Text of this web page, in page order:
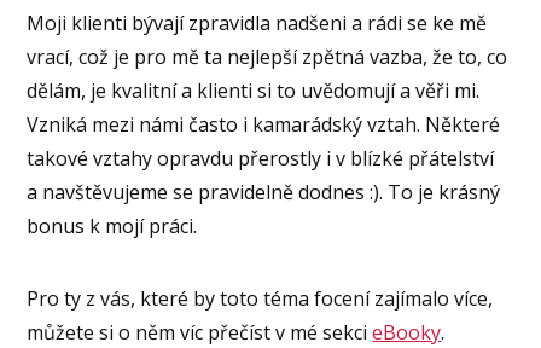
Moji klienti bývají zpravidla nadšeni a rádi se ke mě
vrací, což je pro mě ta nejlepší zpětná vazba, že to, co
dělám, je kvalitní a klienti si to uvědomují a věři mi.
Vzniká mezi námi často i kamarádský vztah. Některé
takové vztahy opravdu přerostly i v blízké přátelství
a navštěvujeme se pravidelně dodnes :). To je krásný
bonus k mojí práci.
Pro ty z vás, které by toto téma focení zajímalo více,
můžete si o něm víc přečíst v mé sekcieBooky.